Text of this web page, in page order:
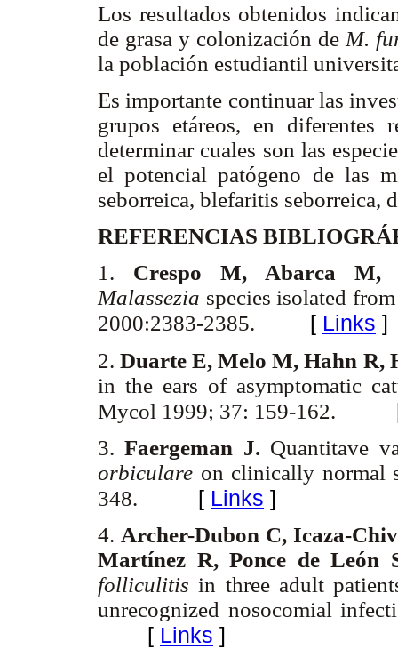
Los resultados obtenidos
de grasa y colonización de M.
la población estudiantil
Es importante continuar las
grupos etáreos, en diferentes
determinar cuales son las
el potencial patógeno de las
seborreica, blefaritis
REFERENCIAS
1. Crespo M, Abarca M,
Malassezia species isolated
2000:2383-2385.
[ Links ]
2.Duarte E, Melo M, Hahn R,
in the ears of asymptomatic
Mycol 1999; 37: 159-162.
3.Faergeman J. Quantitave
orbiculare on clinically normal
348.
[ Links ]
4. Archer-Dubon C, Icaza-
Martínez R, Ponce de León
folliculitis in three adult
unrecognized nosocomial
[ Links ]